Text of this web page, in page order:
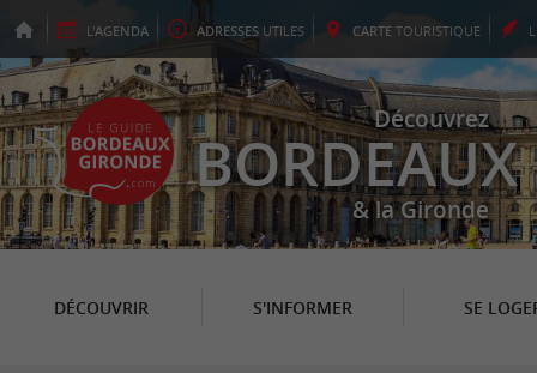
L'AGENDA ADRESSES UTILES CARTE TOURISTIQUE
Découvrez
BORDEAUX
& la Gironde
DÉCOUVRIR S'INFORMER SE